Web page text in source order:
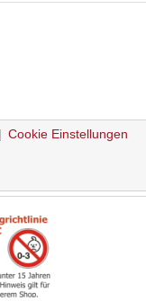
Cookie Einstellungen